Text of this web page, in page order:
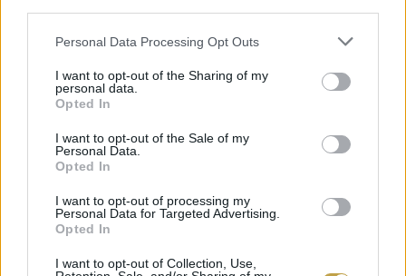
Please note that this website/app uses one or more Google
not limited to your visit or usage behaviour. You may click to
grant or deny consent to Google and its third-party tags to
use your data for below specified purposes in below Google
consent section.
Personal Data Processing Opt Outs
I want to opt-out of the Sharing of my
personal data.
Opted In
I want to opt-out of the Sale of my
Personal Data.
Opted In
I want to opt-out of processing my
Personal Data for Targeted Advertising.
Opted In
I want to opt-out of Collection, Use,
A post shared by Maurer Winery (@maurer_winery)
“Az elfogadott leírás értelmezése a terroir
kifejezésnek, hogy a terroir nemcsak földet,
kőzetet, talajt jelent, hanem mindent, ami benne
van, amivel a szőlő találkozik. Ennek pedig az
ember is része.